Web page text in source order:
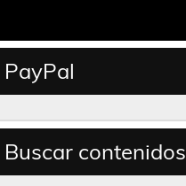
PayPal
Buscar contenidos